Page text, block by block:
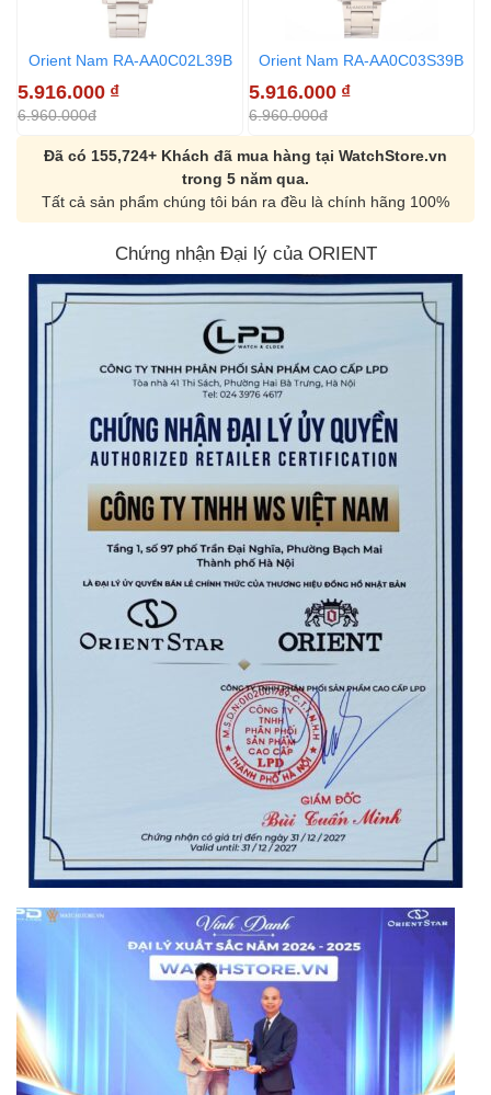
Orient Nam RA-AA0C02L39B
5.916.000 ₫
6.960.000đ
Orient Nam RA-AA0C03S39B
5.916.000 ₫
6.960.000đ
Đã có 155,724+ Khách đã mua hàng tại WatchStore.vn
trong 5 năm qua.
Tất cả sản phẩm chúng tôi bán ra đều là chính hãng 100%
Chứng nhận Đại lý của ORIENT